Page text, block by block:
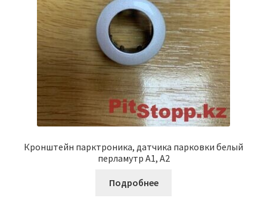
Кронштейн парктроника, датчика парковки белый
перламутр A1, A2
Подробнее